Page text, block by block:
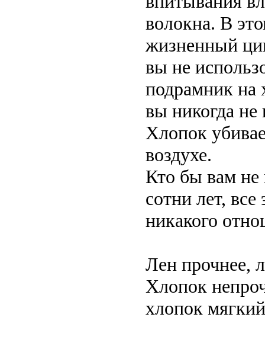
волокна. В
жизненный
вы не
подрамник на
вы никогда не
Хлопок
воздухе.
Кто бы вам не
сотни лет,
никакого
Лен прочнее,
Хлопок
хлопок